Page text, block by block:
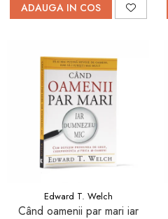
ADAUGA IN COS
Edward T. Welch
Când oamenii par mari iar